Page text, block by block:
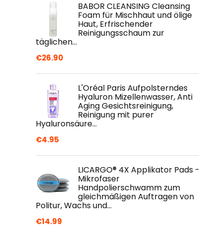
BABOR CLEANSING Cleansing
Foam für Mischhaut und ölige
Haut, Erfrischender
Reinigungsschaum zur
täglichen…
€26.90
L'Oréal Paris Aufpolsterndes
Hyaluron Mizellenwasser, Anti
Aging Gesichtsreinigung,
Reinigung mit purer
Hyaluronsäure…
€4.95
LICARGO® 4X Applikator Pads -
Mikrofaser
Handpolierschwamm zum
gleichmäßigen Auftragen von
Politur, Wachs und…
€14.99